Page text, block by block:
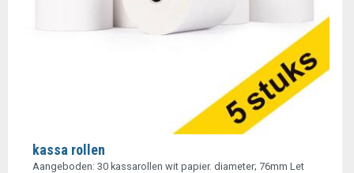
kassa rollen
Aangeboden: 30 kassarollen wit papier. diameter; 76mm Let